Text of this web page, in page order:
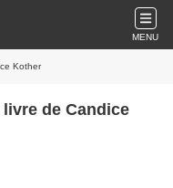
MENU
Kother
de Candice